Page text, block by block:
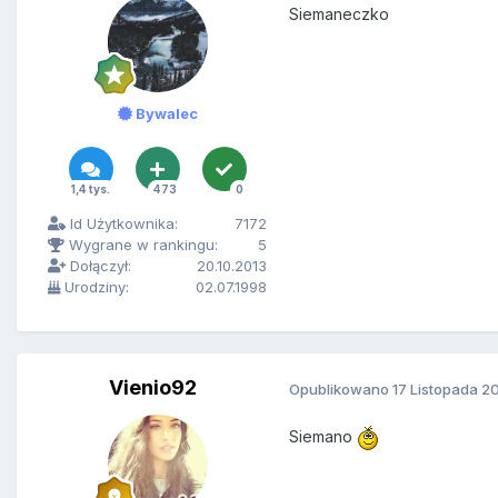
Bywalec
1,4 tys. 473 0
Id Użytkownika:
7172
Wygrane w rankingu:
5
Dołączył:
20.10.2013
Urodziny:
02.07.1998
Siemaneczko
Vienio92 Opublikowano 17 Listopada
Siemano